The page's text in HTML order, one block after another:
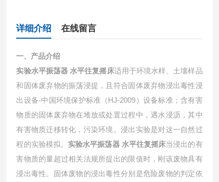
详细介绍 在线留言
一、产品介绍
实验水平振荡器 水平往复摇床适用于环境水样、土壤样品
和固体废弃物的振荡浸提，且符合固体废弃物浸出毒性浸
出设备-中国环境保护标准（HJ-2009）设备标准；含有害
物质的固体废弃物在堆放或处置过程中，遇水浸沥，其中
有害物质迁移转化，污染环境。浸出实验是对这一自然过
程的实验模拟。 实验水平振荡器 水平往复摇床当浸出的有
害物质的量超过相关法规所提出的限值时，刚该废物具有
浸出毒性。固体废物的浸出毒性分别是危险废物的判定依